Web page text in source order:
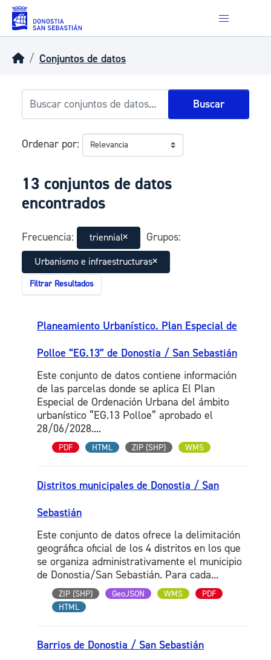
Skip to main content
Conjuntos de datos
Buscar
Ordenar por
13 conjuntos de datos
encontrados
Frecuencia: triennial Grupos:
Urbanismo e infraestructuras
Filtrar Resultados
Planeamiento Urbanístico. Plan Especial de
Polloe “EG.13” de Donostia / San Sebastián
Este conjunto de datos contiene información
de las parcelas donde se aplica El Plan
Especial de Ordenación Urbana del ámbito
urbanístico “EG.13 Polloe” aprobado el
28/06/2028....
PDF HTML ZIP (SHP) WMS
Distritos municipales de Donostia / San
Sebastián
Este conjunto de datos ofrece la delimitación
geográfica oficial de los 4 distritos en los que
se organiza administrativamente el municipio
de Donostia/San Sebastián. Para cada...
ZIP (SHP) GeoJSON WMS
PDF
HTML
Barrios de Donostia / San Sebastián